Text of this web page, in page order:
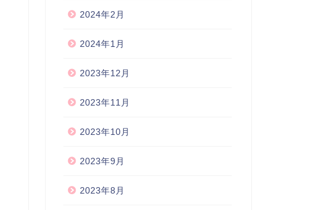
2024年2月
2024年1月
2023年12月
2023年11月
2023年10月
2023年9月
2023年8月